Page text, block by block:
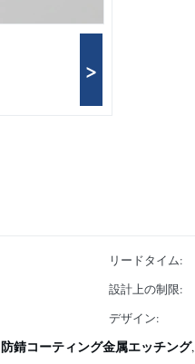
>
リードタイム:
設計上の制限:
デザイン:
防錆コーティング金属エッチング,